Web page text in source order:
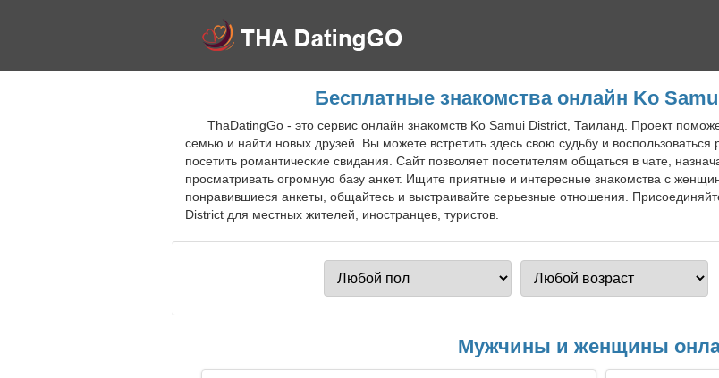
Бесплатные знакомства онлайн Ko
ThaDatingGo - это сервис онлайн знакомств Ko Samui District, Таиланд. Проект
семью и найти новых друзей. Вы можете встретить здесь свою судьбу и
посетить романтические свидания. Сайт позволяет посетителям общаться в чате,
просматривать огромную базу анкет. Ищите приятные и интересные знакомства с
понравившиеся анкеты, общайтесь и выстраивайте серьезные отношения.
District для местных жителей, иностранцев, туристов.
Мужчины и женщины